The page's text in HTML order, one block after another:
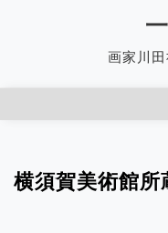
画家川
横須賀美術館